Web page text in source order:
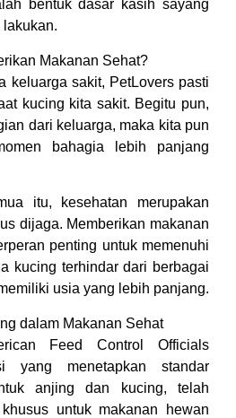
bentuk dasar kasih sayang
Makanan Sehat?
keluarga sakit, PetLovers pasti
kucing kita sakit. Begitu pun,
dari keluarga, maka kita pun
bahagia lebih panjang
itu, kesehatan merupakan
dijaga. Memberikan makanan
penting untuk memenuhi
kucing terhindar dari berbagai
usia yang lebih panjang.
dalam Makanan Sehat
Feed Control Officials
yang menetapkan standar
anjing dan kucing, telah
untuk makanan hewan